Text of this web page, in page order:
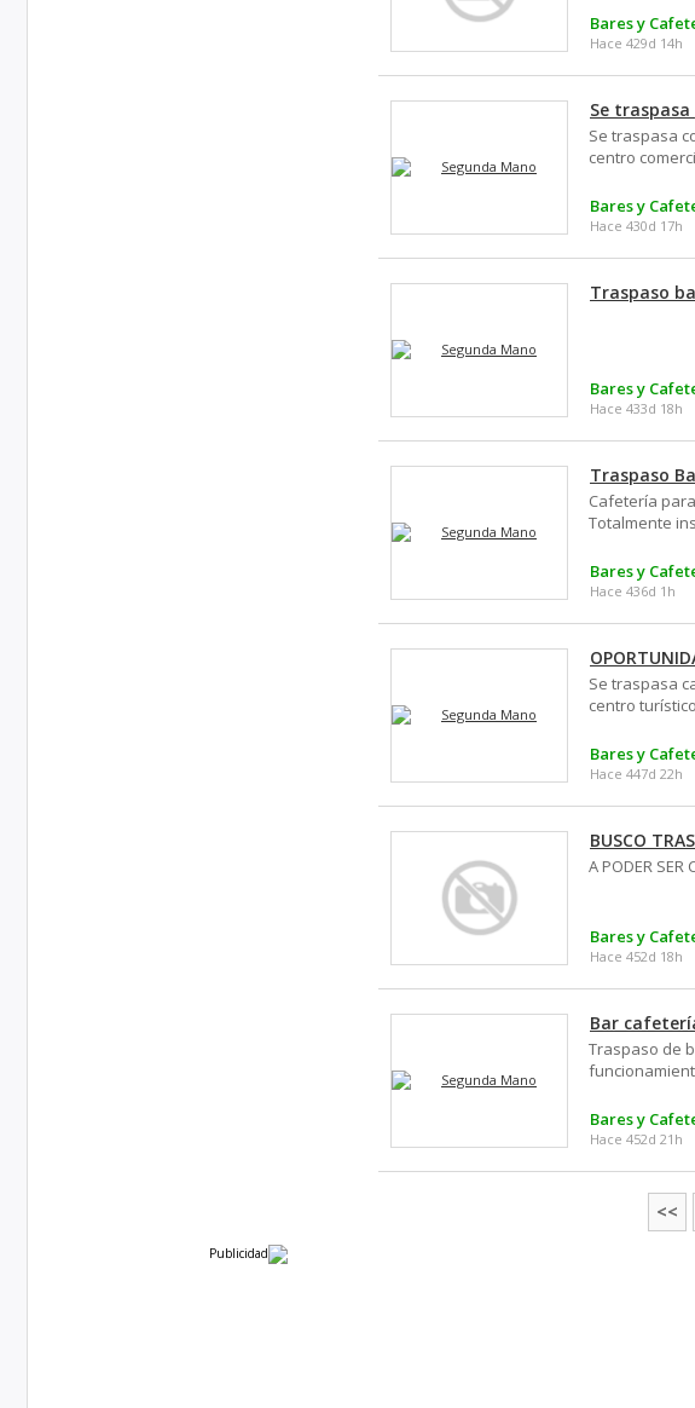
,ideal para
propio
disponer del
dará toda la
Bares y
Hace 429d 14h
Se
Se traspasa
centro
total 35
Rentabilidad
Bares y
Hace 430d 17h
Traspaso
Bares y
Hace 433d 18h
Traspaso
Cafetería
Totalmente
cocina.
Valor
tardes a la
partido.
obligados a
incluidos.
Bares y
Hace 436d 1h
Se traspasa
centro
plantas y dos
horno,
grifo de
gusto, salón
Bares y
Hace 447d 22h
BUSCO
A PODER SER
Bares y
Hace 452d 18h
Bar
Traspaso de
clientes
mesas
Bares y
Hace 452d 21h
<<
Publicidad